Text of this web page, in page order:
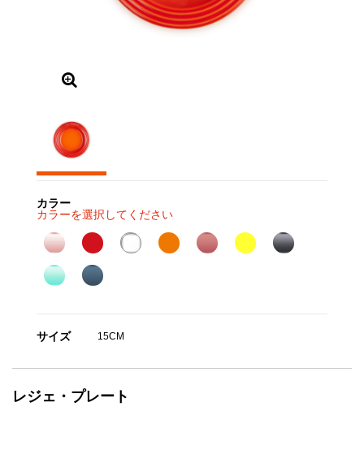
カラー
カラーを選択してください
サイズ 15CM
レジェ・プレート